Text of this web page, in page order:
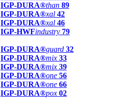
IGP-DURA®than 89
IGP-DURA®xal 42
IGP-DURA®xal 46
IGP-HWFindustry 79
IGP-DURA®guard 32
IGP-DURA®mix 33
IGP-DURA®mix 39
IGP-DURA®one 56
IGP-DURA®one 66
IGP-DURA®pox 02